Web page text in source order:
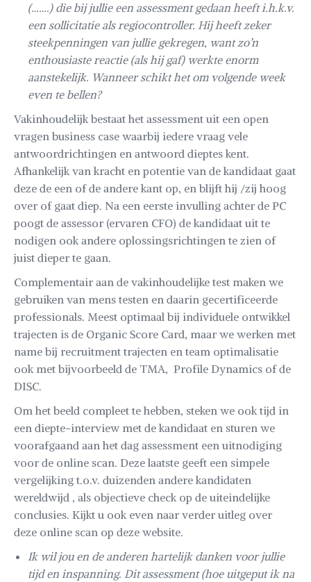
(…….) die bij jullie een assessment gedaan heeft i.h.k.v.
een sollicitatie als regiocontroller. Hij heeft zeker
steekpenningen van jullie gekregen, want zo’n
enthousiaste reactie (als hij gaf) werkte enorm
aanstekelijk. Wanneer schikt het om volgende week
even te bellen?
Vakinhoudelijk bestaat het assessment uit een open
vragen business case waarbij iedere vraag vele
antwoordrichtingen en antwoord dieptes kent.
Afhankelijk van kracht en potentie van de kandidaat gaat
deze de een of de andere kant op, en blijft hij /zij hoog
over of gaat diep. Na een eerste invulling achter de PC
poogt de assessor (ervaren CFO) de kandidaat uit te
nodigen ook andere oplossingsrichtingen te zien of
juist dieper te gaan.
Complementair aan de vakinhoudelijke test maken we
gebruiken van mens testen en daarin gecertificeerde
professionals. Meest optimaal bij individuele ontwikkel
trajecten is de Organic Score Card, maar we werken met
name bij recruitment trajecten en team optimalisatie
ook met bijvoorbeeld de TMA, Profile Dynamics of de
DISC.
Om het beeld compleet te hebben, steken we ook tijd in
een diepte-interview met de kandidaat en sturen we
voorafgaand aan het dag assessment een uitnodiging
voor de online scan. Deze laatste geeft een simpele
vergelijking t.o.v. duizenden andere kandidaten
wereldwijd , als objectieve check op de uiteindelijke
conclusies. Kijkt u ook even naar verder uitleg over
deze online scan op deze website.
Ik wil jou en de anderen hartelijk danken voor jullie
tijd en inspanning. Dit assessment (hoe uitgeput ik na